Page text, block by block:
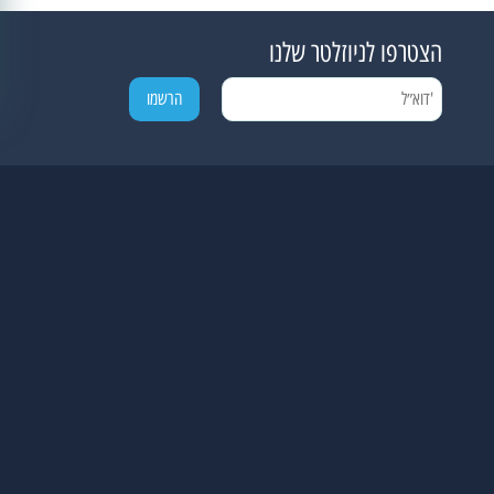
הצטרפו לניוזלטר שלנו